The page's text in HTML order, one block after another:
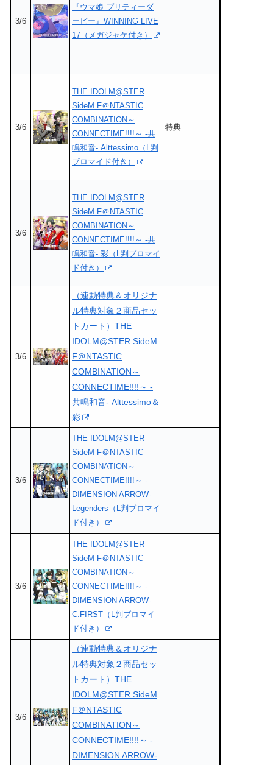
3/6
『ウマ娘 プリティーダ
ービー』WINNING LIVE
17（メガジャケ付き）
3/6
THE IDOLM@STER
SideM F＠NTASTIC
COMBINATION～
CONNECTIME!!!!～ -共
鳴和音- Alttessimo（L判
ブロマイド付き）
特典
3/6
THE IDOLM@STER
SideM F＠NTASTIC
COMBINATION～
CONNECTIME!!!!～ -共
鳴和音- 彩（L判ブロマイ
ド付き）
3/6
（連動特典＆オリジナ
ル特典対象２商品セッ
トカート）THE
IDOLM@STER SideM
F＠NTASTIC
COMBINATION～
CONNECTIME!!!!～ -
共鳴和音- Alttessimo＆
彩
3/6
THE IDOLM@STER
SideM F＠NTASTIC
COMBINATION～
CONNECTIME!!!!～ -
DIMENSION ARROW-
Legenders（L判ブロマイ
ド付き）
3/6
THE IDOLM@STER
SideM F＠NTASTIC
COMBINATION～
CONNECTIME!!!!～ -
DIMENSION ARROW-
C.FIRST（L判ブロマイ
ド付き）
3/6
（連動特典＆オリジナ
ル特典対象２商品セッ
トカート）THE
IDOLM@STER SideM
F＠NTASTIC
COMBINATION～
CONNECTIME!!!!～ -
DIMENSION ARROW-